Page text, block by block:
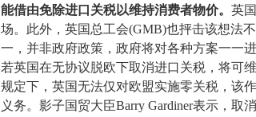
能借由免除进口关税以维持消费者物价。 英
场。此外，英国总工会(GMB)也抨击该想法
一，并非政府政策，政府将对各种方案一一
若英国在无协议脱欧下取消进口关税，将可
规定下，英国无法仅对欧盟实施零关税，该
义务。影子国贸大臣Barry Gardiner表示，取